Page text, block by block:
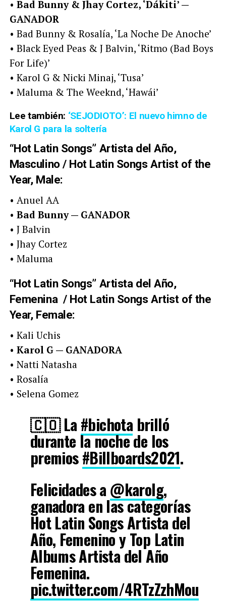
• Bad Bunny & Jhay Cortez, ‘Dákiti’ —
GANADOR
• Bad Bunny & Rosalía, ‘La Noche De Anoche’
• Black Eyed Peas & J Balvin, ‘Ritmo (Bad Boys
For Life)’
• Karol G & Nicki Minaj, ‘Tusa’
• Maluma & The Weeknd, ‘Hawái’
Lee también: ‘SEJODIOTO’: El nuevo himno de
Karol G para la soltería
“Hot Latin Songs” Artista del Año,
Masculino / Hot Latin Songs Artist of the
Year, Male:
• Anuel AA
• Bad Bunny — GANADOR
• J Balvin
• Jhay Cortez
• Maluma
“Hot Latin Songs” Artista del Año,
Femenina / Hot Latin Songs Artist of the
Year, Female:
• Kali Uchis
• Karol G — GANADORA
• Natti Natasha
• Rosalía
• Selena Gomez
🇨🇴 La#bichotabrilló
durante la noche de los
premios#Billboards2021.
Felicidades a@karolg,
ganadora en las categorías
Hot Latin Songs Artista del
Año, Femenino y Top Latin
Albums Artista del Año
Femenina.
pic.twitter.com/4RTzZzhMou